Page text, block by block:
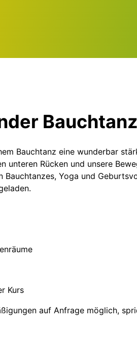
Bauchtanz
Bauchtanz eine wunderbar
unteren Rücken und unsere
Yoga und
Kurs
auf Anfrage möglich,